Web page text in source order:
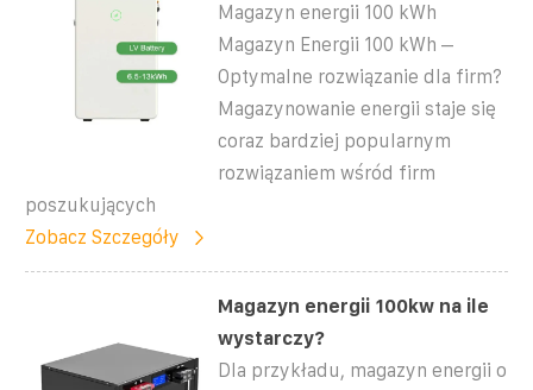
Magazyn energii 100 kWh
Magazyn Energii 100 kWh –
Optymalne rozwiązanie dla firm?
Magazynowanie energii staje się
coraz bardziej popularnym
rozwiązaniem wśród firm
poszukujących
Zobacz Szczegóły
Magazyn energii 100kw na ile
wystarczy?
Dla przykładu, magazyn energii o